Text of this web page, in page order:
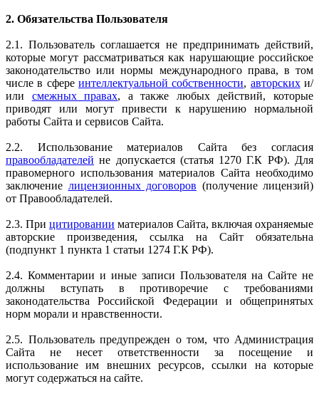
2. Обязательства Пользователя
2.1. Пользователь соглашается не предпринимать действий,
которые могут рассматриваться как нарушающие российское
законодательство или нормы международного права, в том
числе в сфере интеллектуальной собственности, авторскихи/
или смежных правах, а также любых действий, которые
приводят или могут привести к нарушению нормальной
работы Сайта и сервисов Сайта.
2.2. Использование материалов Сайта без согласия
правообладателей не допускается (статья 1270 Г.К РФ). Для
правомерного использования материалов Сайта необходимо
заключение лицензионных договоров (получение лицензий)
от Правообладателей.
2.3. При цитировании материалов Сайта, включая охраняемые
авторские произведения, ссылка на Сайт обязательна
(подпункт 1 пункта 1 статьи 1274 Г.К РФ).
2.4. Комментарии и иные записи Пользователя на Сайте не
должны вступать в противоречие с требованиями
законодательства Российской Федерации и общепринятых
норм морали и нравственности.
2.5. Пользователь предупрежден о том, что Администрация
Сайта не несет ответственности за посещение и
использование им внешних ресурсов, ссылки на которые
могут содержаться на сайте.